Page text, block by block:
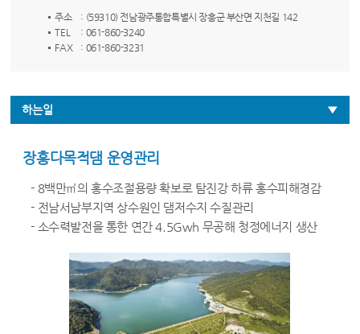
주소
: (59310) 전남광주통합특별시 장흥군 부산면 지천길 142
TEL
: 061-860-3240
FAX
: 061-860-3231
하는일
장흥다목적댐 운영관리
- 8백만㎥의 홍수조절용량 확보로 탐진강 하류 홍수피해경감
- 전남서남부지역 상수원인 댐저수지 수질관리
- 소수력발전을 통한 연간 4.5Gwh 무공해 청정에너지 생산